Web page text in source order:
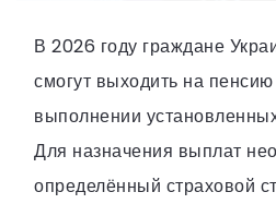
В 2026 году граждане
смогут выходить на
выполнении
Для назначения выплат
определённый страховой